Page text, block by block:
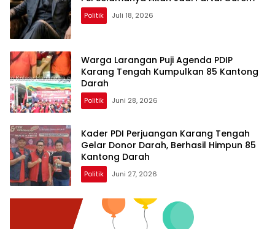
Politik Juli 18, 2026
Warga Larangan Puji Agenda PDIP
Karang Tengah Kumpulkan 85 Kantong
Darah
Politik Juni 28, 2026
Kader PDI Perjuangan Karang Tengah
Gelar Donor Darah, Berhasil Himpun 85
Kantong Darah
Politik Juni 27, 2026